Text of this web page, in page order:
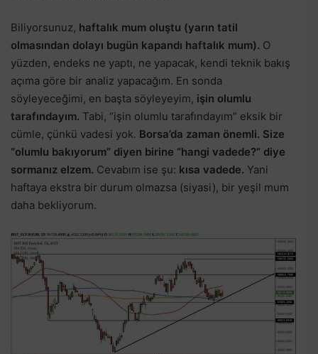
Biliyorsunuz, haftalık mum oluştu (yarın tatil
olmasından dolayı bugün kapandı haftalık mum). O
yüzden, endeks ne yaptı, ne yapacak, kendi teknik bakış
açıma göre bir analiz yapacağım. En sonda
söyleyeceğimi, en başta söyleyeyim, işin olumlu
tarafındayım. Tabi, “işin olumlu tarafındayım” eksik bir
cümle, çünkü vadesi yok. Borsa’da zaman önemli. Size
“olumlu bakıyorum” diyen birine “hangi vadede?” diye
sormanız elzem. Cevabım ise şu: kısa vadede. Yani
haftaya ekstra bir durum olmazsa (siyasi), bir yeşil mum
daha bekliyorum.